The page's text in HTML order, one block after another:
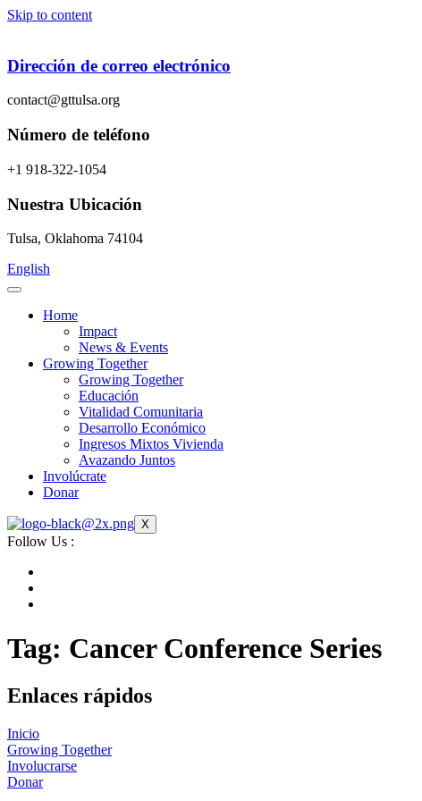
Skip to content
Dirección de correo electrónico
contact@gttulsa.org
Número de teléfono
+1 918-322-1054
Nuestra Ubicación
Tulsa, Oklahoma 74104
English
Home
Impact
News & Events
Growing Together
Growing Together
Educación
Vitalidad Comunitaria
Desarrollo Económico
Ingresos Mixtos Vivienda
Avazando Juntos
Involúcrate
Donar
X
Follow Us :
Tag: Cancer Conference Series
Enlaces rápidos
Inicio
Growing Together
Involucrarse
Donar